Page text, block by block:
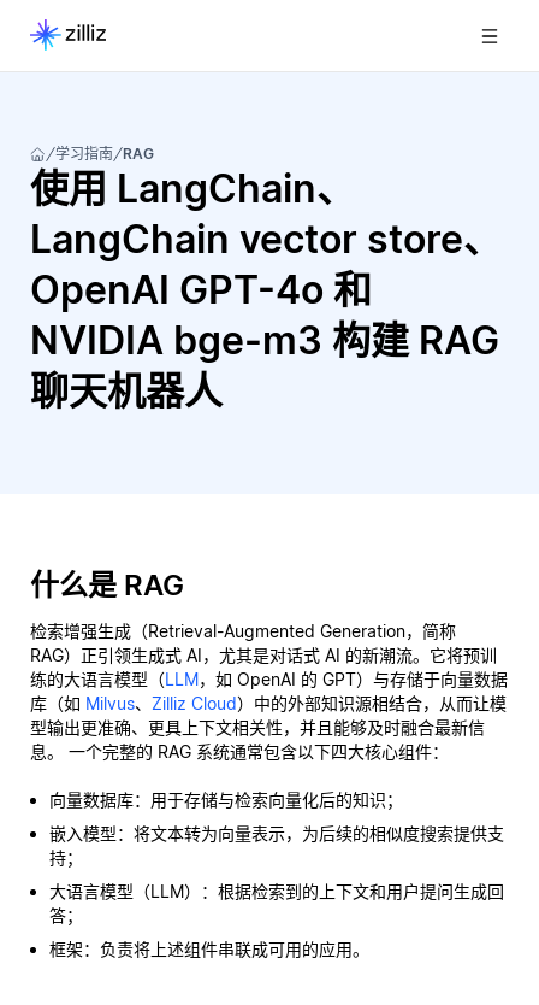
学习指南 RAG
使用 LangChain、
LangChain vector store、
OpenAI GPT-4o 和
NVIDIA bge-m3 构建 RAG
聊天机器人
什么是 RAG
检索增强生成（Retrieval-Augmented Generation，简称
RAG）正引领生成式 AI，尤其是对话式 AI 的新潮流。它将预训
练的大语言模型（LLM，如 OpenAI 的 GPT）与存储于向量数据
库（如 Milvus、 Zilliz Cloud）中的外部知识源相结合，从而让模
型输出更准确、更具上下文相关性，并且能够及时融合最新信
息。 一个完整的 RAG 系统通常包含以下四大核心组件：
向量数据库：用于存储与检索向量化后的知识；
嵌入模型：将文本转为向量表示，为后续的相似度搜索提供支
持；
大语言模型（LLM）：根据检索到的上下文和用户提问生成回
答；
框架：负责将上述组件串联成可用的应用。